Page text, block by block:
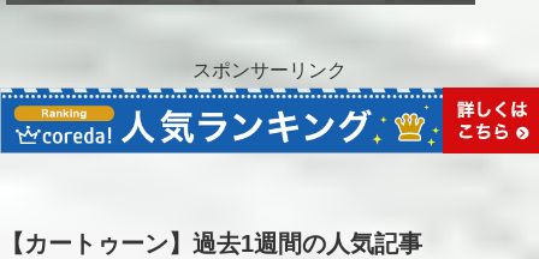
スポンサーリンク
【カートゥーン】過去1週間の人気記事